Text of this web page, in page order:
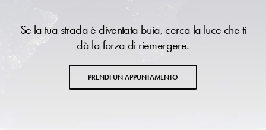
Se la tua strada è diventata buia, cerca la luce che ti
dà la forza di riemergere.
PRENDI UN APPUNTAMENTO